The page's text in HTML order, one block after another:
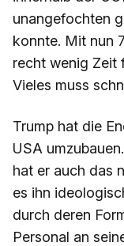
unangefochten
konnte. Mit nun
recht wenig Zeit
Vieles muss
Trump hat die
USA
hat er auch das
es ihn
durch deren
Personal an